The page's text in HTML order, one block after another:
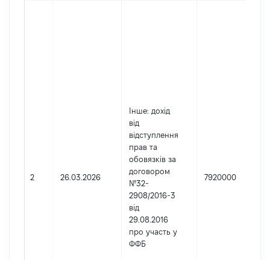
2 26.03.2026
Інше: дохід
від
відступлення
прав та
обовязків за
договором
№32-
2908/2016-3
від
29.08.2016
про участь у
ФФБ
7920000